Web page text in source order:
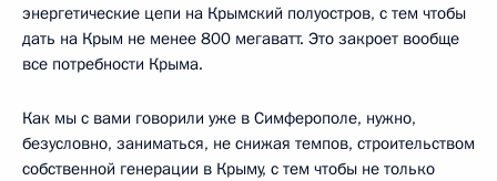
энергетические цепи на Крымский полуостров, с тем чтобы
дать на Крым не менее 800 мегаватт. Это закроет вообще
все потребности Крыма.
Как мы с вами говорили уже в Симферополе, нужно,
безусловно, заниматься, не снижая темпов, строительством
собственной генерации в Крыму, с тем чтобы не только